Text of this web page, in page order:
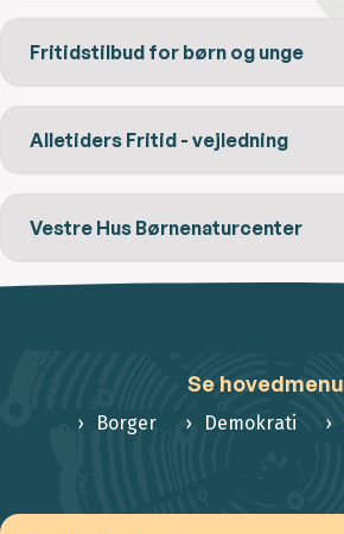
Fritidstilbud for børn og unge
Alletiders Fritid - vejledning
Vestre Hus Børnenaturcenter
Se hovedmenu
Borger Demokrati